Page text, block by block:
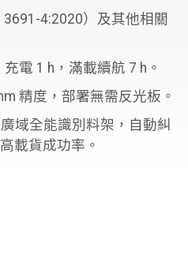
3691-4:2020）及其他相關
電 1 h，滿載續航 7 h。
精度，部署無需反光板。
域全能識別料架，自動糾
載貨成功率。